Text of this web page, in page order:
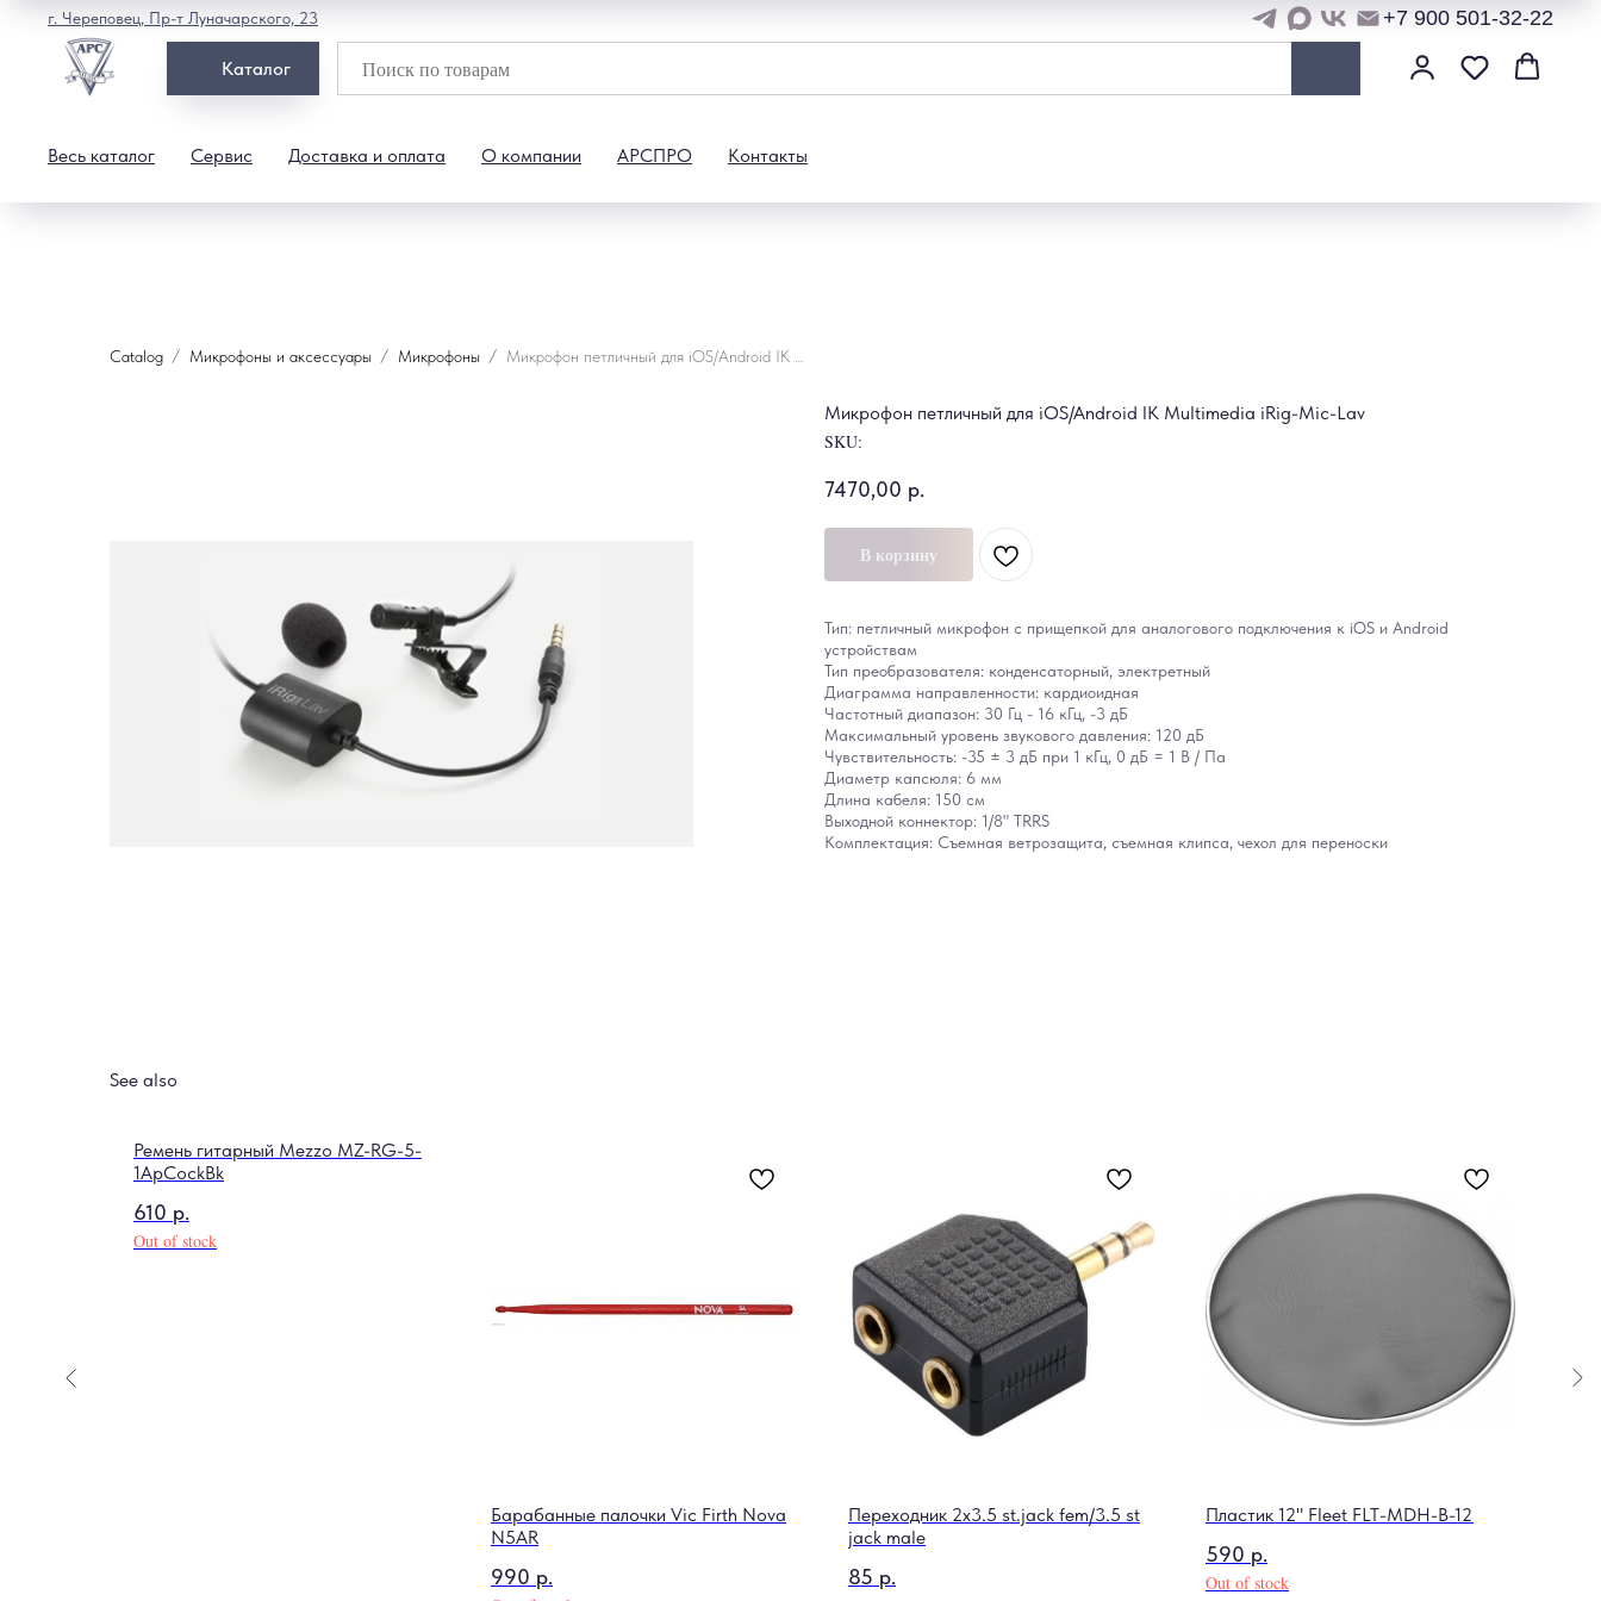
Каталог
Весь каталог Сервис Доставка и оплата О компании АРСПРО Контакты
г. Череповец, Пр-т Луначарского, 23 +7 900 501-32-22
Catalog Микрофоны и аксессуары Микрофоны
Микрофон петличный для iOS/Android IK Multimedia iRig-Mic-Lav
SKU:
7470,00 р.
В корзину
Тип: петличный микрофон с прищепкой для аналогового подключения к iOS и Android
устройствам
Тип преобразователя: конденсаторный, электретный
Диаграмма направленности: кардиоидная
Частотный диапазон: 30 Гц - 16 кГц, -3 дБ
Максимальный уровень звукового давления: 120 дБ
Чувствительность: -35 ± 3 дБ при 1 кГц, 0 дБ = 1 В / Па
Диаметр капсюля: 6 мм
Длина кабеля: 150 см
Выходной коннектор: 1/8" TRRS
Комплектация: Съемная ветрозащита, съемная клипса, чехол для переноски
See also
Ремень гитарный Mezzo MZ-RG-5-
1ApCockBk
610 р.
Out of stock
Барабанные палочки Vic Firth Nova
N5AR
990 р.
Переходник 2x3.5 st.jack fem/3.5 st
jack male
85 р.
Пластик 12" Fleet FLT-MDH-B-12
590 р.
Out of stock